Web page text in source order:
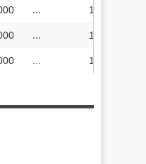
... 17 914 489
... 17 906 787
17 898 909